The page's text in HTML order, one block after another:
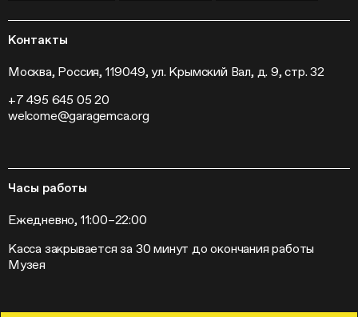
Программа «Новые медиа»
Кинопрограмма
Выставки
Слет институций современного искусства
Новости
Пресса
Контакты
Контакты
Москва, Россия, 119049, ул. Крымский Вал, д. 9, стр. 32
+7 495 645 05 20
welcome@garagemca.org
Часы работы
Ежедневно, 11:00–22:00
Касса закрывается за 30 минут до окончания работы
Музея